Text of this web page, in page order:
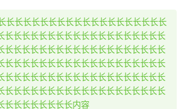
长长长长长长长长长长长长长长长长长长长
长长长长长长长长长长长长长长长长长长长
长长长长长长长长长长长长长长长长长长长
长长长长长长长长长长长长长长长长长长长
长长长长长长长长长长长长长长长长长长长
长长长长长长长长长长长长长长长长长长长
长长长长长长长长内容